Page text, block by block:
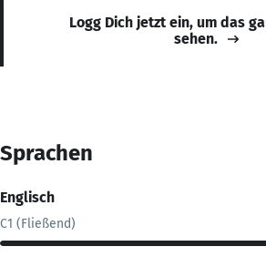
Logg Dich jetzt ein, um das
sehen.
Sprachen
Englisch
C1 (Fließend)